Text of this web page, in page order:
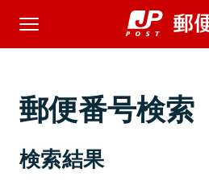
郵便番号検索
検索結果